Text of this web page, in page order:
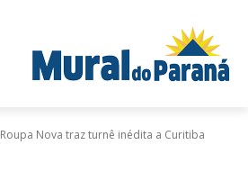
Roupa Nova traz turnê inédita a Curitiba